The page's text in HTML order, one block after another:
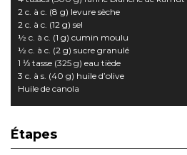
2 c. à c. (8 g) levure sèche
2 c. à c. (12 g) sel
½ c. à c. (1 g) cumin moulu
½ c. à c. (2 g) sucre granulé
1 ⅓ tasse (325 g) eau tiède
3 c. à s. (40 g) huile d’olive
Huile de canola
Étapes